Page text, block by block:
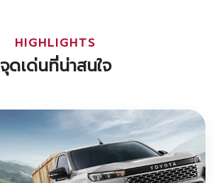
HIGHLIGHTS
จุดเด่นที่น่าสนใจ